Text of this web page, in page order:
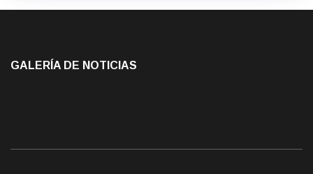
GALERÍA DE NOTICIAS